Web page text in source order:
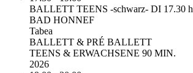
BALLETT TEENS -schwarz- DI 17.30 h
BAD HONNEF
Tabea
BALLETT & PRÉ BALLETT
TEENS & ERWACHSENE 90 MIN.
2026